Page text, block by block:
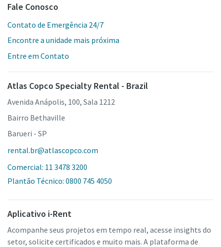
Fale Conosco
Contato de Emergência 24/7
Encontre a unidade mais próxima
Entre em Contato
Atlas Copco Specialty Rental - Brazil
Avenida Anápolis, 100, Sala 1212
Bairro Bethaville
Barueri - SP
rental.br@atlascopco.com
Comercial: 11 3478 3200
Plantão Técnico: 0800 745 4050
Aplicativo i-Rent
Acompanhe seus projetos em tempo real, acesse insights do
setor, solicite certificados e muito mais. A plataforma de